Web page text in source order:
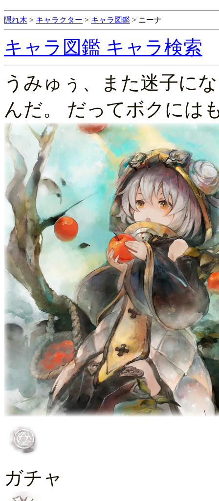
隠れ木 > キャラクター > キャラ図鑑 > ニーナ
キャラ図鑑 キャラ検索
うみゅぅ、また迷子に
んだ。 だってボクには
ガチャ